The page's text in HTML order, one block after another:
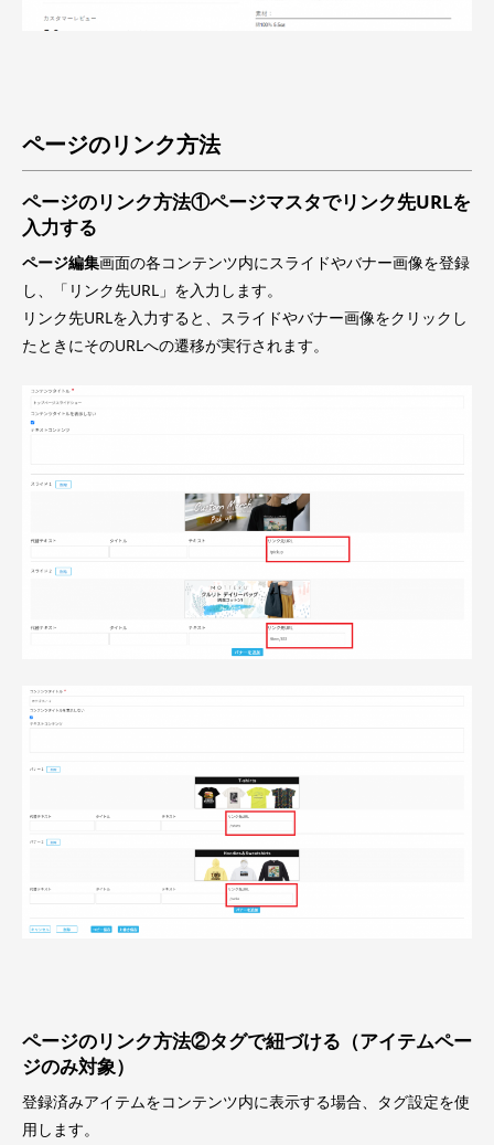
ページのリンク方法
ページのリンク方法①ページマスタでリンク先URLを
入力する
ページ編集画面の各コンテンツ内にスライドやバナー画像を登録
し、「リンク先URL」を入力します。
リンク先URLを入力すると、スライドやバナー画像をクリックし
たときにそのURLへの遷移が実行されます。
ページのリンク方法②タグで紐づける（アイテムペー
ジのみ対象）
登録済みアイテムをコンテンツ内に表示する場合、タグ設定を使
用します。